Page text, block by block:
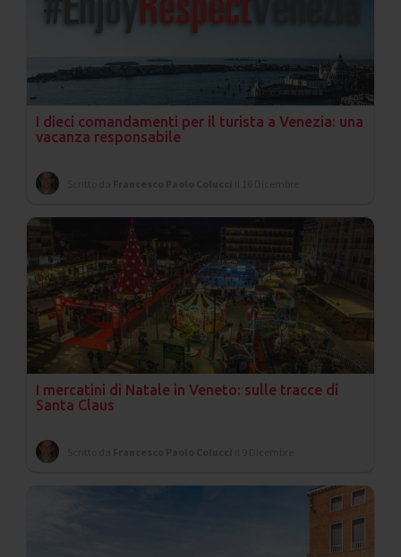
I dieci comandamenti per il turista a Venezia: una
vacanza responsabile
I mercatini di Natale in Veneto: sulle tracce di
Santa Claus